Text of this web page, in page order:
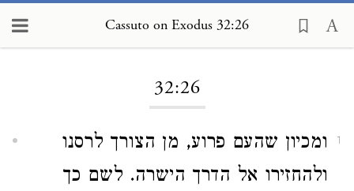
Cassuto on Exodus 32:26
32:26
1
ומכיון שהעם פרוע, מן הצורך לרסנו
ולהחזירו אל הדרך הישרה. לשם כך